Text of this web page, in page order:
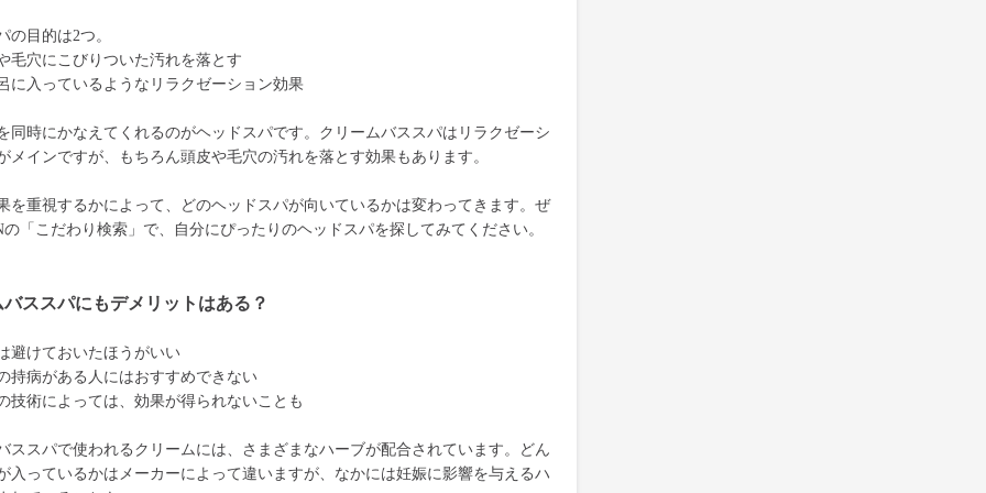
の目的は2つ。
毛穴にこびりついた汚れを落とす
に入っているようなリラクゼーション効果
同時にかなえてくれるのがヘッドスパです。クリームバススパはリラクゼーシ
メインですが、もちろん頭皮や毛穴の汚れを落とす効果もあります。
を重視するかによって、どのヘッドスパが向いているかは変わってきます。ぜ
の「こだわり検索」で、自分にぴったりのヘッドスパを探してみてください。
ススパにもデメリットはある？
避けておいたほうがいい
持病がある人にはおすすめできない
技術によっては、効果が得られないことも
ススパで使われるクリームには、さまざまなハーブが配合されています。どん
入っているかはメーカーによって違いますが、なかには妊娠に影響を与えるハ